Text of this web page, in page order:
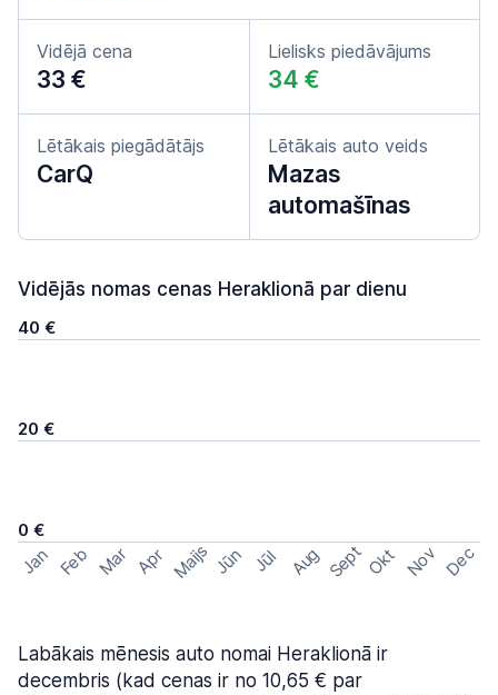
Vidējā cena
33 €
Lielisks piedāvājums
34 €
Lētākais piegādātājs
CarQ
Lētākais auto veids
Mazas
automašīnas
Vidējās nomas cenas Heraklionā par dienu
40 €
20 €
0 €
Jan Feb Mar Apr Maijs Jūn Jūl Aug Sept Okt Nov Dec
Labākais mēnesis auto nomai Heraklionā ir
decembris (kad cenas ir no 10,65 € par